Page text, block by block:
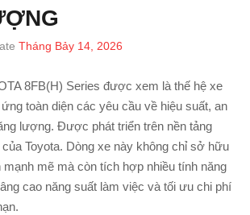
Tháng Bảy 14, 2026
8FB(H) Series được xem là thế hệ xe
toàn diện các yêu cầu về hiệu suất, an
lượng. Được phát triển trên nền tảng
Toyota. Dòng xe này không chỉ sở hữu
mạnh mẽ mà còn tích hợp nhiều tính năng
cao năng suất làm việc và tối ưu chi phí